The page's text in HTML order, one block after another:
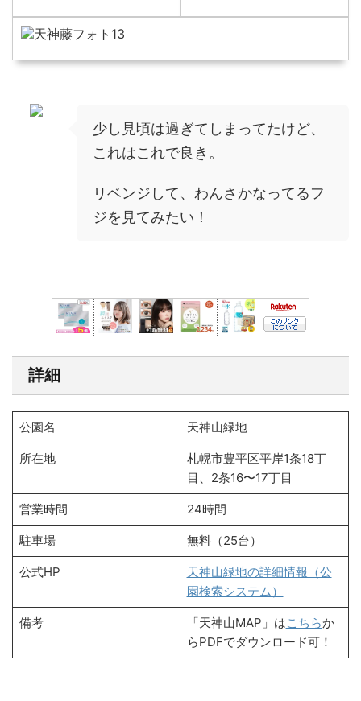
少し見頃は過ぎてしまってたけど、
これはこれで良き。
リベンジして、わんさかなってるフ
ジを見てみたい！
詳細
公園名 天神山緑地
所在地
札幌市豊平区平岸1条18丁
目、2条16〜17丁目
営業時間 24時間
駐車場 無料（25台）
公式HP
天神山緑地の詳細情報（公
園検索システム）
備考 「天神山MAP」はこちらか
らPDFでダウンロード可！